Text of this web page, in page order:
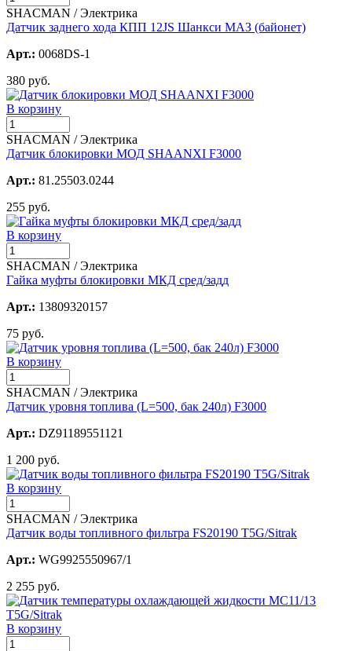
SHACMAN / Электрика
Датчик заднего хода КПП 12JS Шанкси МАЗ (байонет)
Арт.: 0068DS-1
380 руб.
В корзину
SHACMAN / Электрика
Датчик блокировки МОД SHAANXI F3000
Арт.: 81.25503.0244
255 руб.
В корзину
SHACMAN / Электрика
Гайка муфты блокировки МКД сред/задд
Арт.: 13809320157
75 руб.
В корзину
SHACMAN / Электрика
Датчик уровня топлива (L=500, бак 240л) F3000
Арт.: DZ91189551121
1 200 руб.
В корзину
SHACMAN / Электрика
Датчик воды топливного фильтра FS20190 T5G/Sitrak
Арт.: WG9925550967/1
2 255 руб.
В корзину